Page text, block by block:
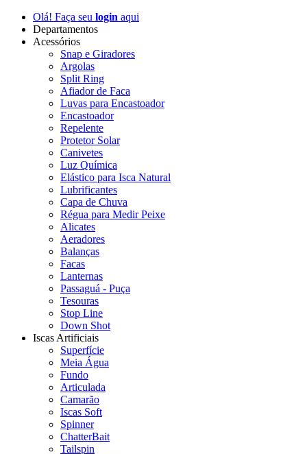
Olá! Faça seu login aqui
Departamentos
Acessórios
Snap e Giradores
Argolas
Split Ring
Afiador de Faca
Luvas para Encastoador
Encastoador
Repelente
Protetor Solar
Canivetes
Luz Química
Elástico para Isca Natural
Lubrificantes
Capa de Chuva
Régua para Medir Peixe
Alicates
Aeradores
Balanças
Facas
Lanternas
Passaguá - Puça
Tesouras
Stop Line
Down Shot
Iscas Artificiais
Superfície
Meia Água
Fundo
Articulada
Camarão
Iscas Soft
Spinner
ChatterBait
Tailspin